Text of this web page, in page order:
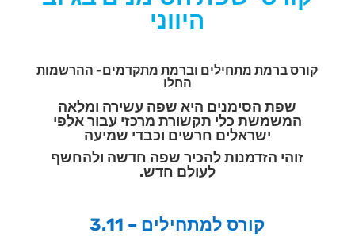
היווני
קורס ברמת מתחילים וברמת מתקדמים- ההרשמות
החלו
שפת הסימנים היא שפה עשירה ומלאה
המשמשת כלי תקשורת מרכזי עבור אלפי
ישראלים חרשים וכבדי שמיעה
זוהי הזדמנות להכיר שפה חדשה ולהחשף
לעולם חדש.
קורס למתחילים – 3.11